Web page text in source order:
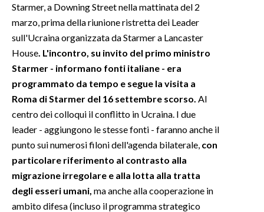
Starmer, a Downing Street nella mattinata del 2
marzo, prima della riunione ristretta dei Leader
sull'Ucraina organizzata da Starmer a Lancaster
House . L'incontro, su invito del primo ministro
Starmer - informano fonti italiane - era
programmato da tempo e segue la visita a
Roma di Starmer del 16 settembre scorso. Al
centro dei colloqui il conflitto in Ucraina. I due
leader - aggiungono le stesse fonti - faranno anche il
punto sui numerosi filoni dell'agenda bilaterale, con
particolare riferimento al contrasto alla
migrazione irregolare e alla lotta alla tratta
degli esseri umani, ma anche alla cooperazione in
ambito difesa (incluso il programma strategico